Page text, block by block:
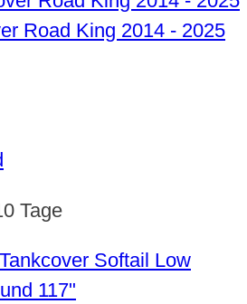
Road King 2014 - 2025
Tage